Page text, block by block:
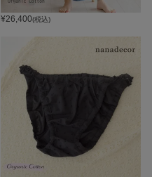
¥26,400(税込)